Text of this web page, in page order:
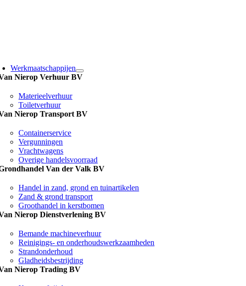
Werkmaatschappijen
Nierop Verhuur BV
Materieelverhuur
Toiletverhuur
Nierop Transport BV
Containerservice
Vergunningen
Vrachtwagens
Overige handelsvoorraad
Van der Valk BV
Handel in zand, grond en tuinartikelen
Zand & grond transport
Groothandel in kerstbomen
Nierop Dienstverlening BV
Bemande machineverhuur
Reinigings- en onderhoudswerkzaamheden
Strandonderhoud
Gladheidsbestrijding
Nierop Trading BV